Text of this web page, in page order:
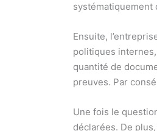
systématiquement
Ensuite,
politiques
quantité de
preuves. Par
Une fois le
déclarées. De